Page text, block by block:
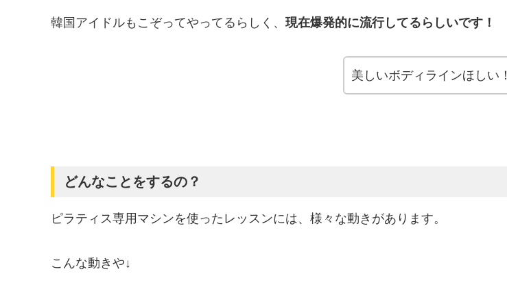
韓国アイドルもこぞってやってるらしく、 現在爆発的に流行してるらしいです！
美しいボディラインほしい！
どんなことをするの？
ピラティス専用マシンを使ったレッスンには、様々な動きがあります。
こんな動きや↓